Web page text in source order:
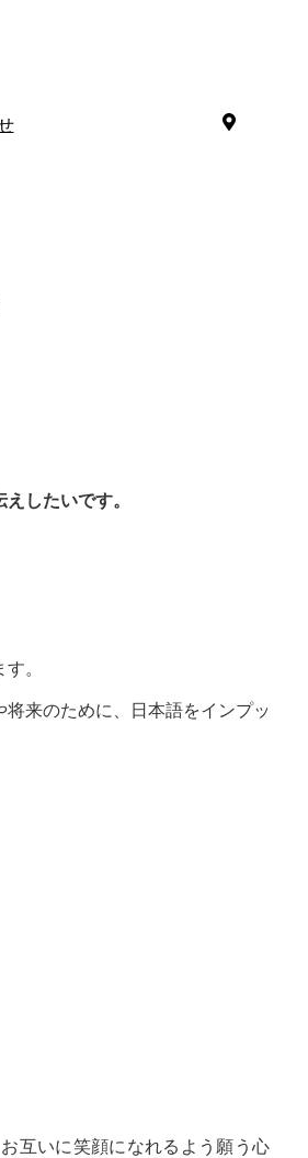
したいです。
。
来のために、日本語をインプッ
互いに笑顔になれるよう願う心